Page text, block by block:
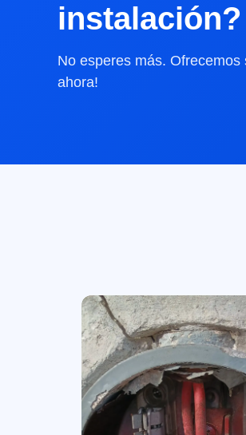
instalación?
No esperes más.
ahora!